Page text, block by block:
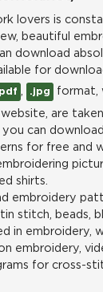
lovers is
beautiful
download
for
.jpg format,
are
can
for free and
shirts.
embroidery
stitch, beads,
in embroidery,
embroidery,
for cross-